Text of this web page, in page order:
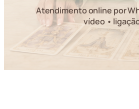
Atendimento online por
vídeo •